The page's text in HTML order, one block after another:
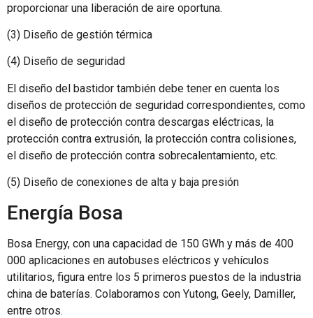
proporcionar una liberación de aire oportuna.
(3) Diseño de gestión térmica
(4) Diseño de seguridad
El diseño del bastidor también debe tener en cuenta los
diseños de protección de seguridad correspondientes, como
el diseño de protección contra descargas eléctricas, la
protección contra extrusión, la protección contra colisiones,
el diseño de protección contra sobrecalentamiento, etc.
(5) Diseño de conexiones de alta y baja presión
Energía Bosa
Bosa Energy, con una capacidad de 150 GWh y más de 400
000 aplicaciones en autobuses eléctricos y vehículos
utilitarios, figura entre los 5 primeros puestos de la industria
china de baterías. Colaboramos con Yutong, Geely, Damiller,
entre otros.